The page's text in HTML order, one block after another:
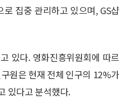
집중 관리하고 있으며, GS샵
있다. 영화진흥위원회에 따르
원은 현재 전체 인구의 12%가
있다고 분석했다.